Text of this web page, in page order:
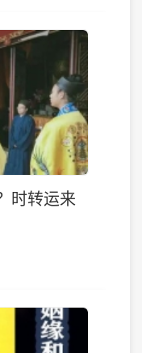
时转运来